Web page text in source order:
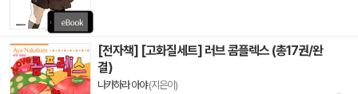
[전자책] [고화질세트] 러브 콤플렉스 (총17권/완
결)
나카하라 아야(지은이)